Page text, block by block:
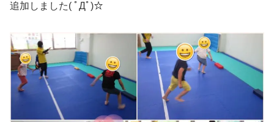
追加しました( ﾟДﾟ)☆